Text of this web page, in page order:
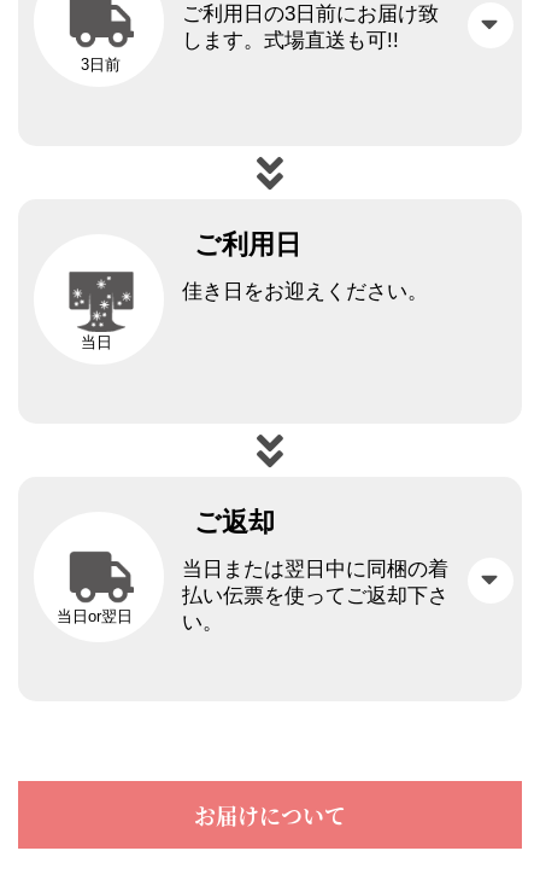
3日前
ご利用日の3日前にお届け致
します。 式場直送も可!!
ご利用日
当日
佳き日をお迎えください。
ご返却
当日or翌日
当日または翌日中に同梱の着
払い伝票を使ってご返却下さ
い。
お届けについて